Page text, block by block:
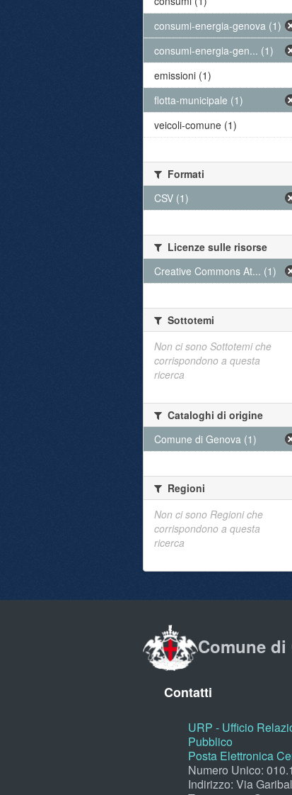
consumi-energia-genova (1)
consumi-energia-gen... (1)
emissioni (1)
flotta-municipale (1)
veicoli-comune (1)
Formati
CSV (1)
Licenze sulle risorse
Creative Commons At... (1)
Sottotemi
Non ci sono Sottotemi che
corrispondono a questa
ricerca
Cataloghi di origine
Comune di Genova (1)
Regioni
Non ci sono Regioni che
corrispondono a questa
ricerca
Comune di
Contatti
URP - Ufficio
Pubblico
Posta Elettronica
Numero Unico:
Indirizzo: Via